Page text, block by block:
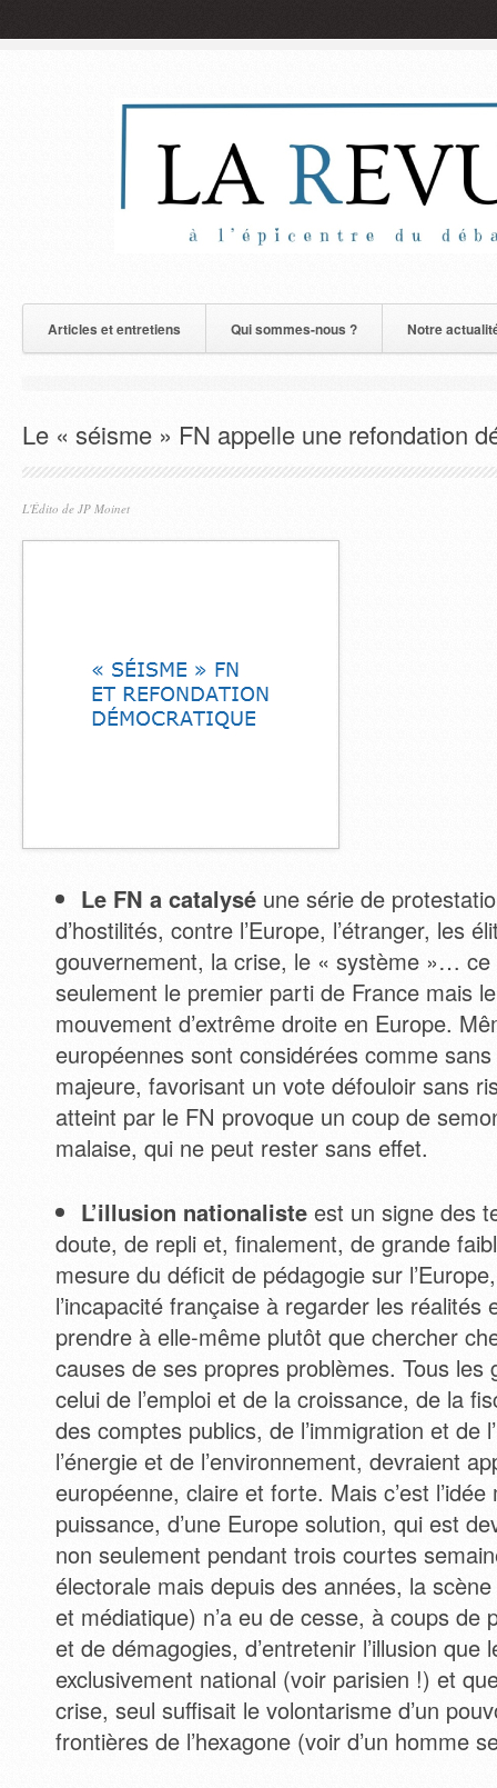
Articles et entretiens Qui sommes-nous ? Notre
Le « séisme » FN appelle une refondation
L'Édito de JP Moinet
Le FN a catalysé une série de
d’hostilités, contre l’Europe, l’étranger, les
gouvernement, la crise, le « système »… ce
seulement le premier parti de France mais
mouvement d’extrême droite en Europe.
européennes sont considérées comme
majeure, favorisant un vote défouloir sans
atteint par le FN provoque un coup de
malaise, qui ne peut rester sans effet.
L’illusion nationaliste est un signe des
doute, de repli et, finalement, de grande
mesure du déficit de pédagogie sur
l’incapacité française à regarder les réalités
prendre à elle-même plutôt que chercher
causes de ses propres problèmes. Tous les
celui de l’emploi et de la croissance, de la
des comptes publics, de l’immigration et de
l’énergie et de l’environnement, devraient
européenne, claire et forte. Mais c’est l’idée
puissance, d’une Europe solution, qui est
non seulement pendant trois courtes
électorale mais depuis des années, la
et médiatique) n’a eu de cesse, à coups de
et de démagogies, d’entretenir l’illusion que
exclusivement national (voir parisien !) et
crise, seul suffisait le volontarisme d’un
frontières de l’hexagone (voir d’un homme